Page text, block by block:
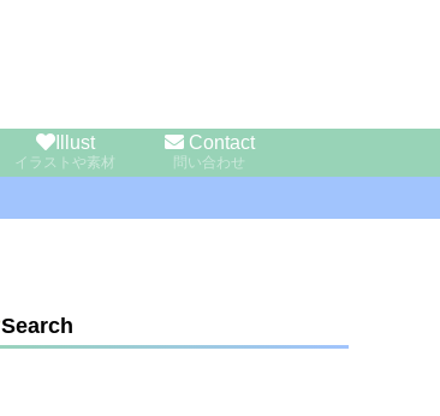
Illust
イラストや素材
Contact
問い合わせ
Search